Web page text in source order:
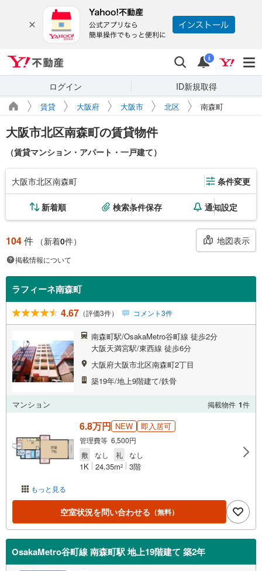
検索 通知
i
ログイン ID新規取得
賃貸 大阪府 大阪市 北区 南森町
大阪市北区南森町の賃貸物件
（賃貸マンション・アパート・一戸建て）
大阪市北区南森町 条件変更
新着順 検索条件保存 通知設定
104件 （新着0件） 地図表示
掲載情報について
ラフィーネ南森町
4.67 （評価3件） コメント3件
南森町駅/OsakaMetro谷町線 徒歩2分
大阪天満宮駅/東西線 徒歩6分
大阪府大阪市北区南森町2丁目
築19年/地上9階建て/鉄骨
マンション 掲載物件 1件
もっと見る
6.8万円 NEW 即入居可
管理費等 6,500円
敷
なし 礼 なし
1K 24.35m2 3階
空室状況を問い合わせる （無料）
OsakaMetro谷町線 南森町駅 地上19階建て 築2年